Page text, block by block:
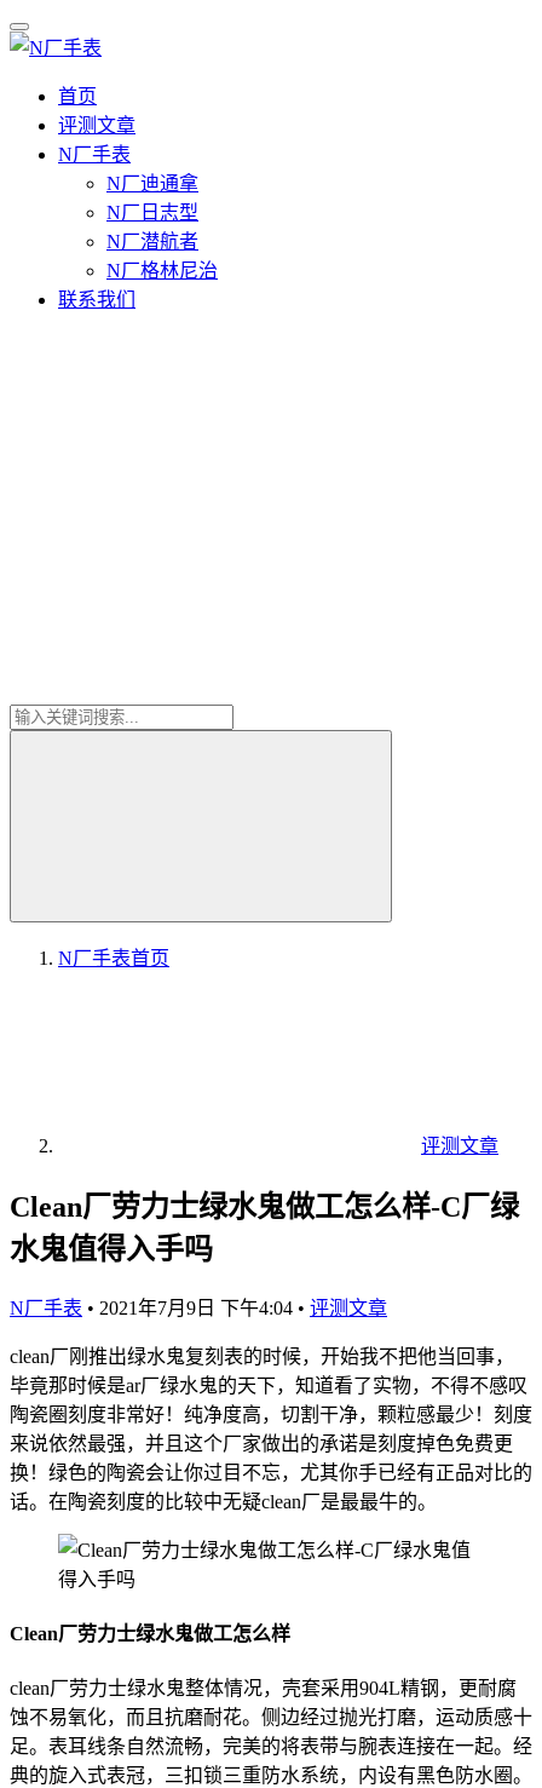
首页
评测文章
N厂手表
N厂迪通拿
N厂日志型
N厂潜航者
N厂格林尼治
联系我们
N厂手表首页
评测文章
Clean厂劳力士绿水鬼做工怎么样-C厂绿
水鬼值得入手吗
N厂手表 • 2021年7月9日 下午4:04 • 评测文章
clean厂刚推出绿水鬼复刻表的时候，开始我不把他当回事，
毕竟那时候是ar厂绿水鬼的天下，知道看了实物，不得不感叹
陶瓷圈刻度非常好！纯净度高，切割干净，颗粒感最少！刻度
来说依然最强，并且这个厂家做出的承诺是刻度掉色免费更
换！绿色的陶瓷会让你过目不忘，尤其你手已经有正品对比的
话。在陶瓷刻度的比较中无疑clean厂是最最牛的。
Clean厂劳力士绿水鬼做工怎么样
clean厂劳力士绿水鬼整体情况，壳套采用904L精钢，更耐腐
蚀不易氧化，而且抗磨耐花。侧边经过抛光打磨，运动质感十
足。表耳线条自然流畅，完美的将表带与腕表连接在一起。经
典的旋入式表冠，三扣锁三重防水系统，内设有黑色防水圈。